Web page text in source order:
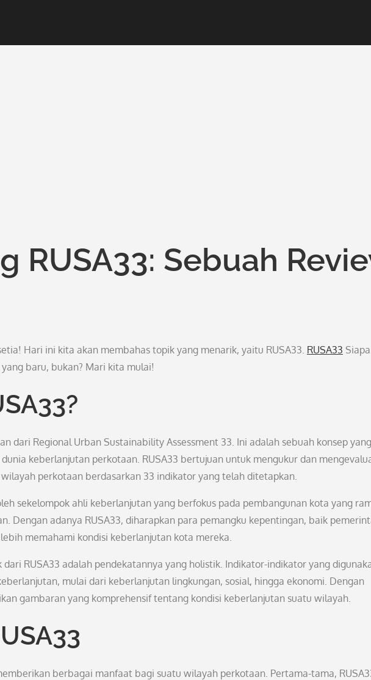
RUSA33: Sebuah
Hari ini kita akan membahas topik yang menarik, yaitu RUSA33. RUSA33
baru, bukan? Mari kita mulai!
dari Regional Urban Sustainability Assessment 33. Ini adalah sebuah konsep yang
keberlanjutan perkotaan. RUSA33 bertujuan untuk mengukur dan
perkotaan berdasarkan 33 indikator yang telah ditetapkan.
sekelompok ahli keberlanjutan yang berfokus pada pembangunan kota yang
Dengan adanya RUSA33, diharapkan para pemangku kepentingan, baik
memahami kondisi keberlanjutan kota mereka.
RUSA33 adalah pendekatannya yang holistik. Indikator-indikator yang
mulai dari keberlanjutan lingkungan, sosial, hingga ekonomi. Dengan
gambaran yang komprehensif tentang kondisi keberlanjutan suatu wilayah.
berbagai manfaat bagi suatu wilayah perkotaan. Pertama-tama,